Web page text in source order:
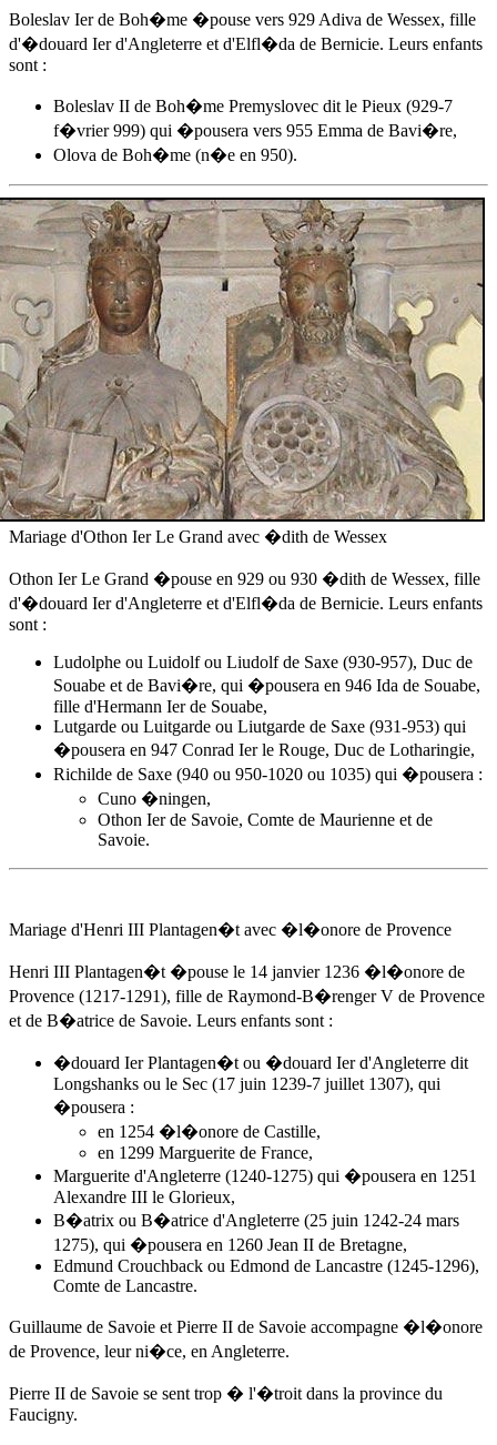
Boleslav Ier de Boh�me �pouse vers 929 Adiva de Wessex, fille
d'�douard Ier d'Angleterre et d'Elfl�da de Bernicie. Leurs enfants
sont :
Boleslav II de Boh�me Premyslovec dit le Pieux (929-7
f�vrier 999) qui �pousera vers 955 Emma de Bavi�re,
Olova de Boh�me (n�e en 950).
Mariage d'Othon Ier Le Grand avec �dith de Wessex
Othon Ier Le Grand �pouse en 929 ou 930 �dith de Wessex, fille
d'�douard Ier d'Angleterre et d'Elfl�da de Bernicie. Leurs enfants
sont :
Ludolphe ou Luidolf ou Liudolf de Saxe (930-957), Duc de
Souabe et de Bavi�re, qui �pousera en 946 Ida de Souabe,
fille d'Hermann Ier de Souabe,
Lutgarde ou Luitgarde ou Liutgarde de Saxe (931-953) qui
�pousera en 947 Conrad Ier le Rouge, Duc de Lotharingie,
Richilde de Saxe (940 ou 950-1020 ou 1035) qui �pousera :
Cuno �ningen,
Othon Ier de Savoie, Comte de Maurienne et de
Savoie.
Mariage d'Henri III Plantagen�t avec �l�onore de Provence
Henri III Plantagen�t �pouse le 14 janvier 1236 �l�onore de
Provence (1217-1291), fille de Raymond-B�renger V de Provence
et de B�atrice de Savoie. Leurs enfants sont :
�douard Ier Plantagen�t ou �douard Ier d'Angleterre dit
Longshanks ou le Sec (17 juin 1239-7 juillet 1307), qui
�pousera :
en 1254 �l�onore de Castille,
en 1299 Marguerite de France,
Marguerite d'Angleterre (1240-1275) qui �pousera en 1251
Alexandre III le Glorieux,
B�atrix ou B�atrice d'Angleterre (25 juin 1242-24 mars
1275), qui �pousera en 1260 Jean II de Bretagne,
Edmund Crouchback ou Edmond de Lancastre (1245-1296),
Comte de Lancastre.
Guillaume de Savoie et Pierre II de Savoie accompagne �l�onore
de Provence, leur ni�ce, en Angleterre.
Pierre II de Savoie se sent trop � l'�troit dans la province du
Faucigny.